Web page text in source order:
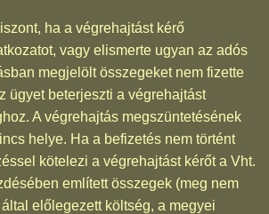
ha a végrehajtást kérő
vagy elismerte ugyan az adós
megjelölt összegeket nem fizette
ügyet beterjeszti a végrehajtást
A végrehajtás megszüntetésének
helye. Ha a befizetés nem történt
kötelezi a végrehajtást kérőt a Vht.
említett összegek (meg nem
előlegezett költség, a megyei